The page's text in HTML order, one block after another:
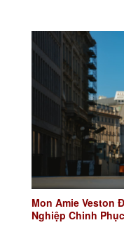
Mon Amie Veston
Nghiệp Chinh